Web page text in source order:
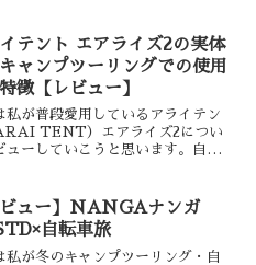
テント エアライズ2の実体
ャンプツーリングでの使用
徴【レビュー】
私が普段愛用しているアライテン
TENT）エアライズ2につい
ューしていこうと思います。自転
きます。
ビュー】NANGAナンガ
自転車旅
私が冬のキャンプツーリング・自